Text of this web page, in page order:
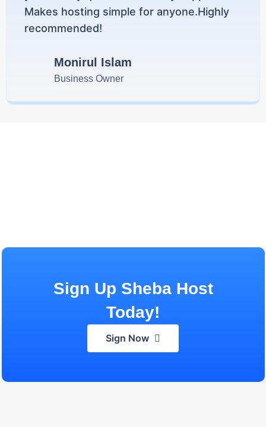
Makes hosting simple for anyone.Highly
recommended!
Monirul Islam
Business Owner
Sign Up Sheba Host
Today!
Sign Now